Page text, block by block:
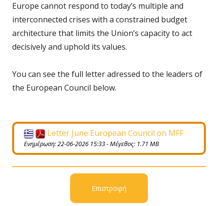
Europe cannot respond to today’s multiple and
interconnected crises with a constrained budget
architecture that limits the Union’s capacity to act
decisively and uphold its values.
You can see the full letter adressed to the leaders of
the European Council below.
Letter June European Council on MFF
Ενημέρωση: 22-06-2026 15:33 - Μέγεθος: 1.71 MB
Επιστροφή